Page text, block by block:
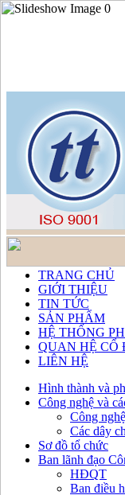
TRANG CHỦ
GIỚI THIỆU
TIN TỨC
SẢN PHẨM
HỆ THỐNG
QUAN HỆ CỔ
LIÊN HỆ
Hình thành và
Công nghệ và
Công nghệ
Các dây
Sơ đồ tổ chức
Ban lãnh đạo
HĐQT
Ban điều